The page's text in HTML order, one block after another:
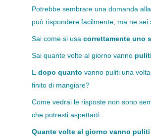
Potrebbe sembrare una domanda
può rispondere facilmente, ma ne sei
Sai come si usa correttamente uno
Sai quante volte al giorno vanno
E dopo quanto vanno puliti una
finito di mangiare?
Come vedrai le risposte non sono
che potresti aspettarti.
Quante volte al giorno vanno